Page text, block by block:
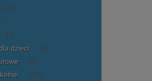
(39)
(1)
dzieci (4)
(0)
(526)